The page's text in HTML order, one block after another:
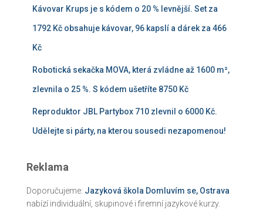
Kávovar Krups je s kódem o 20 % levnější. Set za
1792 Kč obsahuje kávovar, 96 kapslí a dárek za 466
Kč
Robotická sekačka MOVA, která zvládne až 1600 m²,
zlevnila o 25 %. S kódem ušetříte 8750 Kč
Reproduktor JBL Partybox 710 zlevnil o 6000 Kč.
Udělejte si párty, na kterou sousedi nezapomenou!
Reklama
Doporučujeme: Jazyková škola Domluvím se, Ostrava
nabízí individuální, skupinové i firemní jazykové kurzy.